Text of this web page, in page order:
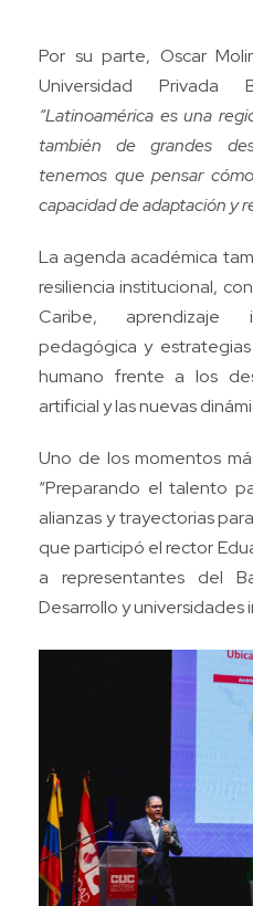
Por su parte, Oscar
Universidad Privada
“Latinoamérica es una
también de grandes
tenemos que pensar
capacidad de adaptación y
La agenda académica
resiliencia institucional,
Caribe, aprendizaje
pedagógica y
humano frente a los
artificial y las nuevas
Uno de los momentos
“Preparando el talento
alianzas y trayectorias
que participó el rector
a representantes del
Desarrollo y universidades